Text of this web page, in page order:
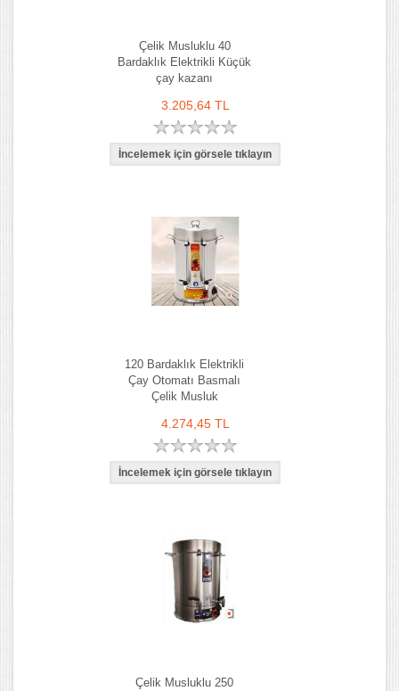
Çelik Musluklu 40
Bardaklık Elektrikli Küçük
çay kazanı
3.205,64 TL
120 Bardaklık Elektrikli
Çay Otomatı Basmalı
Çelik Musluk
4.274,45 TL
Çelik Musluklu 250